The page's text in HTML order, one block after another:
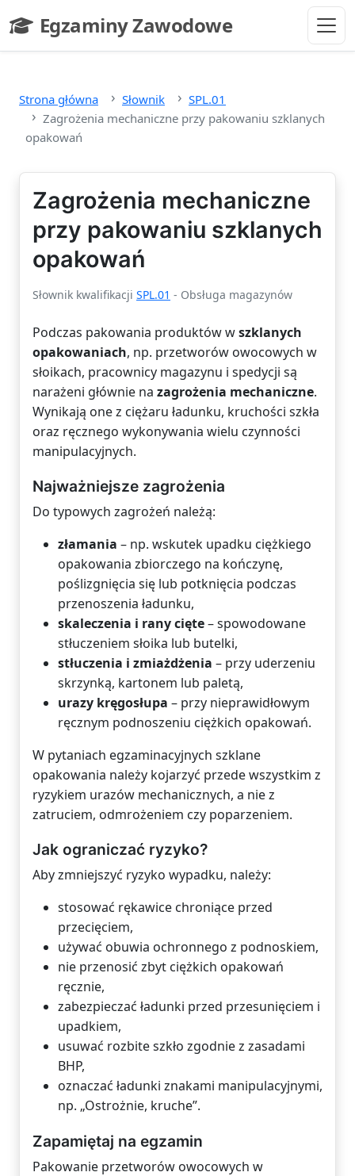
Egzaminy Zawodowe
- strona główna
Strona główna Słownik
SPL.01
Zagrożenia mechaniczne przy pakowaniu szklanych
opakowań
Zagrożenia mechaniczne
przy pakowaniu szklanych
opakowań
Słownik kwalifikacji SPL.01 - Obsługa magazynów
Podczas pakowania produktów wszklanych
opakowaniach, np. przetworów owocowych w
słoikach, pracownicy magazynu i spedycji są
narażeni głównie na zagrożenia mechaniczne.
Wynikają one z ciężaru ładunku, kruchości szkła
oraz ręcznego wykonywania wielu czynności
manipulacyjnych.
Najważniejsze zagrożenia
Do typowych zagrożeń należą:
złamania – np. wskutek upadku ciężkiego
opakowania zbiorczego na kończynę,
poślizgnięcia się lub potknięcia podczas
przenoszenia ładunku,
skaleczenia i rany cięte– spowodowane
stłuczeniem słoika lub butelki,
stłuczenia i zmiażdżenia – przy uderzeniu
skrzynką, kartonem lub paletą,
urazy kręgosłupa – przy nieprawidłowym
ręcznym podnoszeniu ciężkich opakowań.
W pytaniach egzaminacyjnych szklane
opakowania należy kojarzyć przede wszystkim z
ryzykiem urazów mechanicznych, a nie z
zatruciem, odmrożeniem czy poparzeniem.
Jak ograniczać ryzyko?
Aby zmniejszyć ryzyko wypadku, należy:
stosować rękawice chroniące przed
przecięciem,
używać obuwia ochronnego z podnoskiem,
nie przenosić zbyt ciężkich opakowań
ręcznie,
zabezpieczać ładunki przed przesunięciem i
upadkiem,
usuwać rozbite szkło zgodnie z zasadami
BHP,
oznaczać ładunki znakami manipulacyjnymi,
np. „Ostrożnie, kruche”.
Zapamiętaj na egzamin
Pakowanie przetworów owocowych w